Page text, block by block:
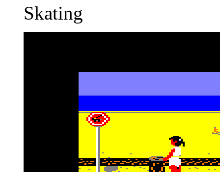
Skating